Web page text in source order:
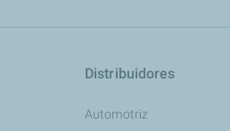
Distribuidores
Automotriz